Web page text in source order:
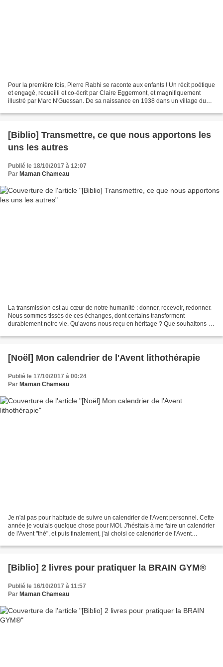
Pour la première fois, Pierre Rabhi se raconte aux enfants ! Un récit poétique
et engagé, recueilli et co-écrit par Claire Eggermont, et magnifiquement
illustré par Marc N'Guessan. De sa naissance en 1938 dans un village du
[Biblio] Transmettre, ce que nous apportons les
uns les autres
Publié le 18/10/2017 à 12:07
Par Maman Chameau
La transmission est au cœur de notre humanité : donner, recevoir, redonner.
Nous sommes tissés de ces échanges, dont certains transforment
durablement notre vie. Qu’avons-nous reçu en héritage ? Que souhaitons-
[Noël] Mon calendrier de l'Avent lithothérapie
Publié le 17/10/2017 à 00:24
Par Maman Chameau
Je n'ai pas pour habitude de suivre un calendrier de l'Avent personnel. Cette
année je voulais quelque chose pour MOI. J'hésitais à me faire un calendrier
de l'Avent "thé", et puis finalement, j'ai choisi ce calendrier de l'Avent
[Biblio] 2 livres pour pratiquer la BRAIN GYM®
Publié le 16/10/2017 à 11:57
Par Maman Chameau